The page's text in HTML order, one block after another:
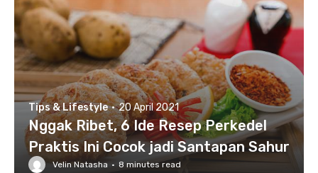
Tips & Lifestyle · 20 April 2021
Nggak Ribet, 6 Ide Resep Perkedel
Praktis Ini Cocok jadi Santapan Sahur
Velin Natasha · 8 minutes read